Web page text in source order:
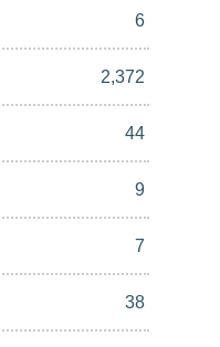
6
2,372
44
9
7
38